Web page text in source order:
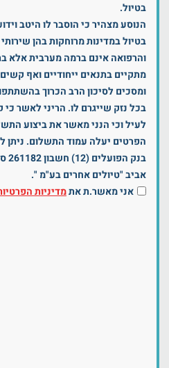
בטיול.
הנוסע מצהיר כי הוסבר לו היטב
בטיול במדינות מרוחקות בהן
והרפואה אינם ברמה מערבית אלא
מתקיים בתנאים ייחודיים ואף קשים
ומסכים לסיכון הרב הכרוך
בכל נזק שייגרם לו. הריני לאשר
לעיל וכי הנני מאשר את ביצוע
הפרטים יעלה עמוד התשלום.
אביב "טיולים אחרים בע"מ ".
אני מאשר.ת אתמדיניות